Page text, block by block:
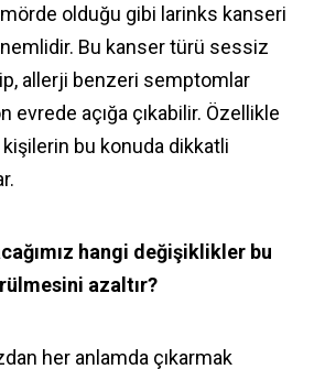
olduğu gibi larinks kanseri
Bu kanser türü sessiz
allerji benzeri semptomlar
evrede açığa çıkabilir. Özellikle
bu konuda dikkatli
hangi değişiklikler bu
azaltır?
her anlamda çıkarmak